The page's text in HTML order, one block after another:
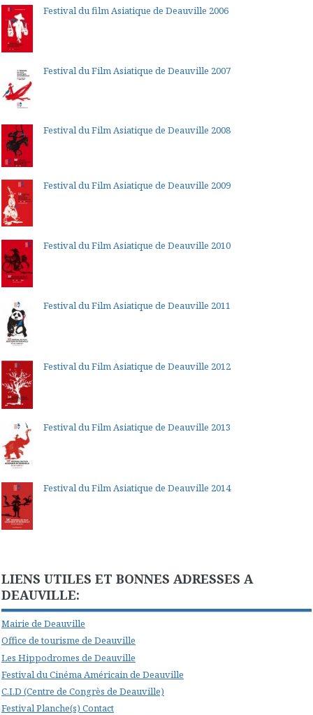
Festival du film Asiatique de Deauville 2006
Festival du Film Asiatique de Deauville 2007
Festival du Film Asiatique de Deauville 2008
Festival du Film Asiatique de Deauville 2009
Festival du Film Asiatique de Deauville 2010
Festival du Film Asiatique de Deauville 2011
Festival du Film Asiatique de Deauville 2012
Festival du Film Asiatique de Deauville 2013
Festival du Film Asiatique de Deauville 2014
LIENS UTILES ET BONNES ADRESSES A
DEAUVILLE:
Mairie de Deauville
Office de tourisme de Deauville
Les Hippodromes de Deauville
Festival du Cinéma Américain de Deauville
C.I.D (Centre de Congrès de Deauville)
Festival Planche(s) Contact